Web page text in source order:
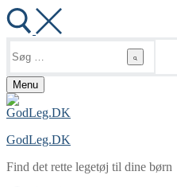
efter:
Menu
GodLeg.DK
Find det rette legetøj til dine børn